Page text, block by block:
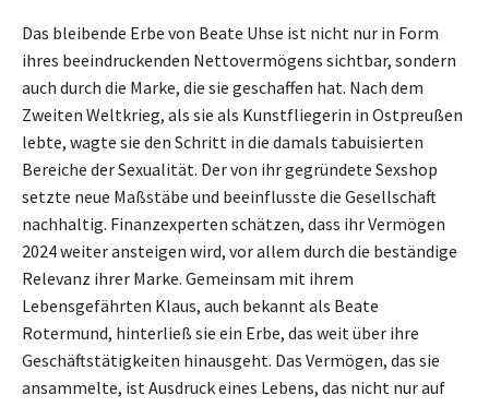
Das bleibende Erbe von Beate Uhse ist nicht nur in Form
ihres beeindruckenden Nettovermögens sichtbar, sondern
auch durch die Marke, die sie geschaffen hat. Nach dem
Zweiten Weltkrieg, als sie als Kunstfliegerin in Ostpreußen
lebte, wagte sie den Schritt in die damals tabuisierten
Bereiche der Sexualität. Der von ihr gegründete Sexshop
setzte neue Maßstäbe und beeinflusste die Gesellschaft
nachhaltig. Finanzexperten schätzen, dass ihr Vermögen
2024 weiter ansteigen wird, vor allem durch die beständige
Relevanz ihrer Marke. Gemeinsam mit ihrem
Lebensgefährten Klaus, auch bekannt als Beate
Rotermund, hinterließ sie ein Erbe, das weit über ihre
Geschäftstätigkeiten hinausgeht. Das Vermögen, das sie
ansammelte, ist Ausdruck eines Lebens, das nicht nur auf